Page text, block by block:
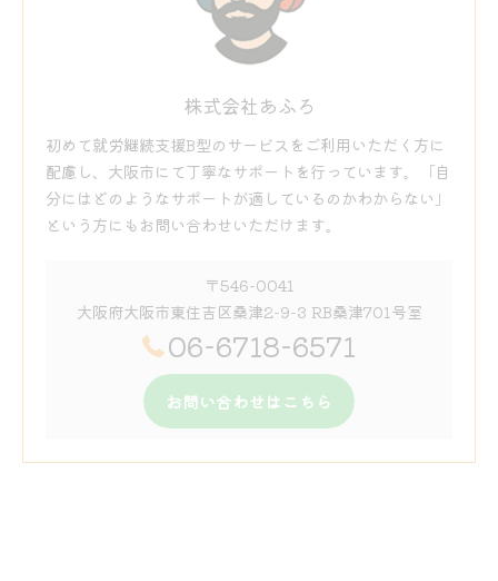
株式会社あふろ
初めて就労継続支援B型のサービスをご利用いただく方に
配慮し、大阪市にて丁寧なサポートを行っています。「自
分にはどのようなサポートが適しているのかわからない」
という方にもお問い合わせいただけます。
〒546-0041
大阪府大阪市東住吉区桑津2-9-3 RB桑津701号室
06-6718-6571
お問い合わせはこちら